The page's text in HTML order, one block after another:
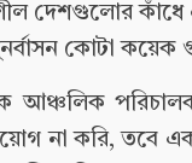
দেশগুলোর কাঁধে
কোটা কয়েক
আঞ্চলিক
না করি, তবে